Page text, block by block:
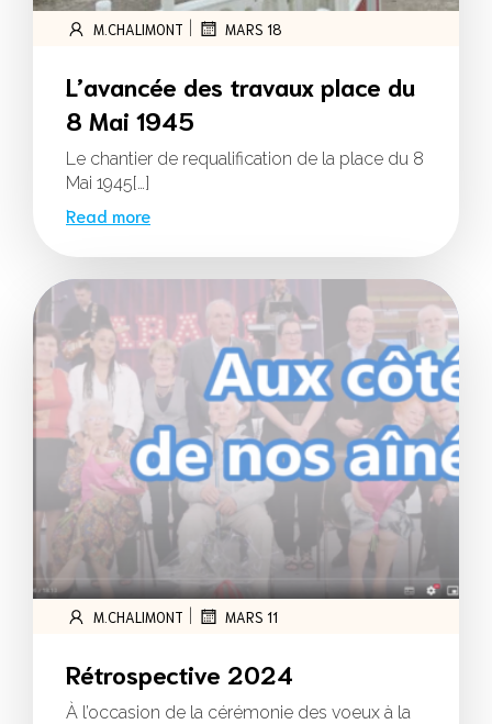
M.CHALIMONT MARS 18
L’avancée des travaux place du
8 Mai 1945
Le chantier de requalification de la place du 8
Mai 1945[…]
Read more
M.CHALIMONT MARS 11
Rétrospective 2024
À l’occasion de la cérémonie des voeux à la